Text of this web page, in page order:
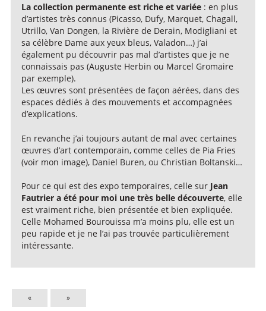
La collection permanente est riche et variée : en plus
d’artistes très connus (Picasso, Dufy, Marquet, Chagall,
Utrillo, Van Dongen, la Rivière de Derain, Modigliani et
sa célèbre Dame aux yeux bleus, Valadon…) j’ai
également pu découvrir pas mal d’artistes que je ne
connaissais pas (Auguste Herbin ou Marcel Gromaire
par exemple).
Les œuvres sont présentées de façon aérées, dans des
espaces dédiés à des mouvements et accompagnées
d’explications.
En revanche j’ai toujours autant de mal avec certaines
œuvres d’art contemporain, comme celles de Pia Fries
(voir mon image), Daniel Buren, ou Christian Boltanski…
Pour ce qui est des expo temporaires, celle sur Jean
Fautrier a été pour moi une très belle découverte, elle
est vraiment riche, bien présentée et bien expliquée.
Celle Mohamed Bourouissa m’a moins plu, elle est un
peu rapide et je ne l’ai pas trouvée particulièrement
intéressante.
« »